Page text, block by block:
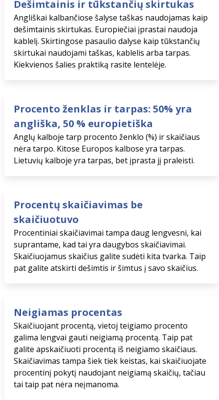
Dešimtainis ir tūkstančių skirtukas
Angliškai kalbančiose šalyse taškas naudojamas kaip
dešimtainis skirtukas. Europiečiai įprastai naudoja
kablelį. Skirtingose ​​pasaulio dalyse kaip tūkstančių
skirtukai naudojami taškas, kablelis arba tarpas.
Kiekvienos šalies praktiką rasite lentelėje.
Procento ženklas ir tarpas: 50% yra
angliška, 50 % europietiška
Anglų kalboje tarp procento ženklo (%) ir skaičiaus
nėra tarpo. Kitose Europos kalbose yra tarpas.
Lietuvių kalboje yra tarpas, bet įprasta jį praleisti.
Procentų skaičiavimas be
skaičiuotuvo
Procentiniai skaičiavimai tampa daug lengvesni, kai
suprantame, kad tai yra daugybos skaičiavimai.
Skaičiuojamus skaičius galite sudėti kita tvarka. Taip
pat galite atskirti dešimtis ir šimtus į savo skaičius.
Neigiamas procentas
Skaičiuojant procentą, vietoj teigiamo procento
galima lengvai gauti neigiamą procentą. Taip pat
galite apskaičiuoti procentą iš neigiamo skaičiaus.
Skaičiavimas tampa šiek tiek keistas, kai skaičiuojate
procentinį pokytį naudojant neigiamą skaičių, tačiau
tai taip pat nėra neįmanoma.